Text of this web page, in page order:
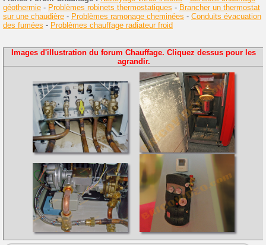
géothermie - Problèmes robinets thermostatiques - Brancher un thermostat
sur une chaudière - Problèmes ramonage cheminées - Conduits évacuation
des fumées - Problèmes chauffage radiateur froid
Images d'illustration du forum Chauffage. Cliquez dessus pour les
agrandir.